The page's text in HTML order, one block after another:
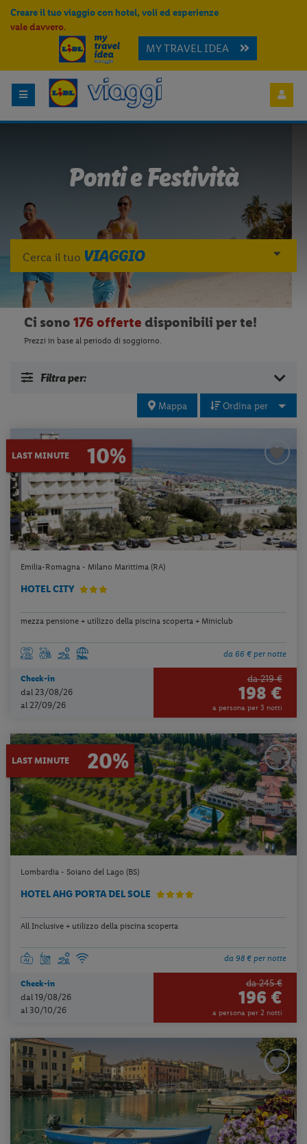
Creare il tuo viaggio con hotel, voli ed esperienze
vale davvero.
MY TRAVEL IDEA
Ponti e Festività
Cerca il tuo VIAGGIO
Ci sono176 offerte disponibili per te!
Prezzi in base al periodo di soggiorno.
Filtra per:
Mappa Ordina per
LAST MINUTE 10%
Emilia-Romagna - Milano Marittima (RA)
HOTEL CITY
mezza pensione + utilizzo della piscina scoperta + Miniclub
da 66 € per notte
Check-in
dal 23/08/26
al 27/09/26
da 219 €
198 €
a persona per 3 notti
LAST MINUTE 20%
Lombardia - Soiano del Lago (BS)
HOTEL AHG PORTA DEL SOLE
All Inclusive + utilizzo della piscina scoperta
da 98 € per notte
Check-in
dal 19/08/26
al 30/10/26
da 245 €
196 €
a persona per 2 notti